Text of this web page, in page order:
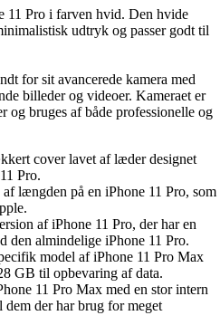
11 Pro i farven hvid. Den hvide
udtryk og passer godt til
for sit avancerede kamera med
billeder og videoer. Kameraet er
og bruges af både professionelle og
cover lavet af læder designet
Pro.
længden på en iPhone 11 Pro, som
af iPhone 11 Pro, der har en
den almindelige iPhone 11 Pro.
model af iPhone 11 Pro Max
GB til opbevaring af data.
11 Pro Max med en stor intern
der har brug for meget